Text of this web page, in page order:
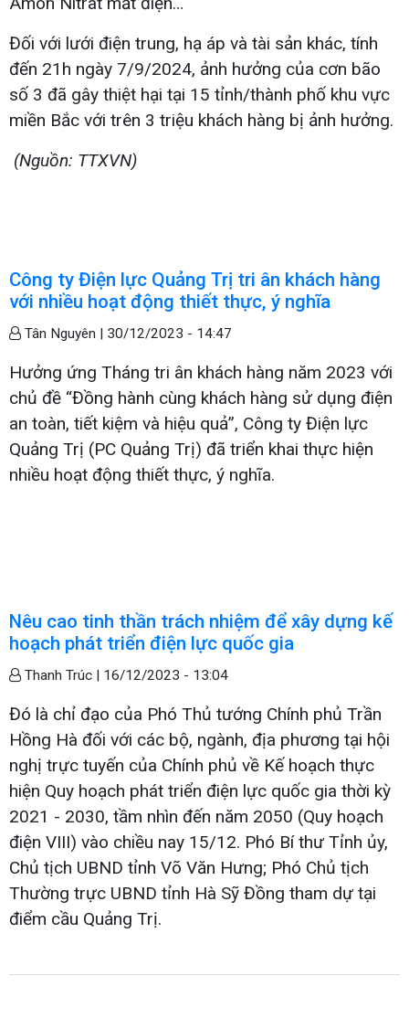
Đối với lưới điện trung, hạ áp và tài sản khác, tính
đến 21h ngày 7/9/2024, ảnh hưởng của cơn bão
số 3 đã gây thiệt hại tại 15 tỉnh/thành phố khu vực
miền Bắc với trên 3 triệu khách hàng bị ảnh hưởng.
(Nguồn: TTXVN)
Công ty Điện lực Quảng Trị tri ân khách hàng
với nhiều hoạt động thiết thực, ý nghĩa
Tân Nguyên | 30/12/2023 - 14:47
Hưởng ứng Tháng tri ân khách hàng năm 2023 với
chủ đề “Đồng hành cùng khách hàng sử dụng điện
an toàn, tiết kiệm và hiệu quả”, Công ty Điện lực
Quảng Trị (PC Quảng Trị) đã triển khai thực hiện
nhiều hoạt động thiết thực, ý nghĩa.
Nêu cao tinh thần trách nhiệm để xây dựng kế
hoạch phát triển điện lực quốc gia
Thanh Trúc | 16/12/2023 - 13:04
Đó là chỉ đạo của Phó Thủ tướng Chính phủ Trần
Hồng Hà đối với các bộ, ngành, địa phương tại hội
nghị trực tuyến của Chính phủ về Kế hoạch thực
hiện Quy hoạch phát triển điện lực quốc gia thời kỳ
2021 - 2030, tầm nhìn đến năm 2050 (Quy hoạch
điện VIII) vào chiều nay 15/12. Phó Bí thư Tỉnh ủy,
Chủ tịch UBND tỉnh Võ Văn Hưng; Phó Chủ tịch
Thường trực UBND tỉnh Hà Sỹ Đồng tham dự tại
điểm cầu Quảng Trị.